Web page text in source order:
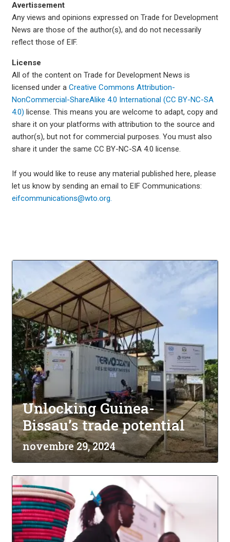
Avertissement
Any views and opinions expressed on Trade for Development
News are those of the author(s), and do not necessarily
reflect those of EIF.
License
All of the content on Trade for Development News is
licensed under a Creative Commons Attribution-
NonCommercial-ShareAlike 4.0 International (CC BY-NC-SA
4.0) license. This means you are welcome to adapt, copy and
share it on your platforms with attribution to the source and
author(s), but not for commercial purposes. You must also
share it under the same CC BY-NC-SA 4.0 license.
If you would like to reuse any material published here, please
let us know by sending an email to EIF Communications:
eifcommunications@wto.org.
Unlocking Guinea-
Bissau’s trade potential
novembre 29, 2024